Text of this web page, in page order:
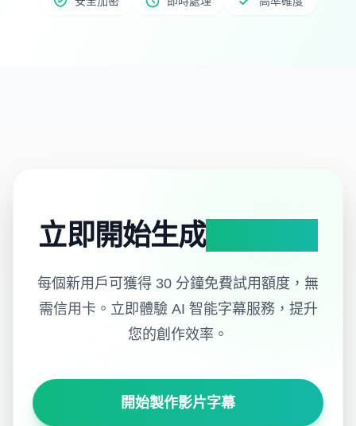
立即開始生成
每個新用戶可獲得 30 分鐘免費試用額度，無
需信用卡。 立即體驗 AI 智能字幕服務，提升
您的創作效率。
開始製作影片字幕